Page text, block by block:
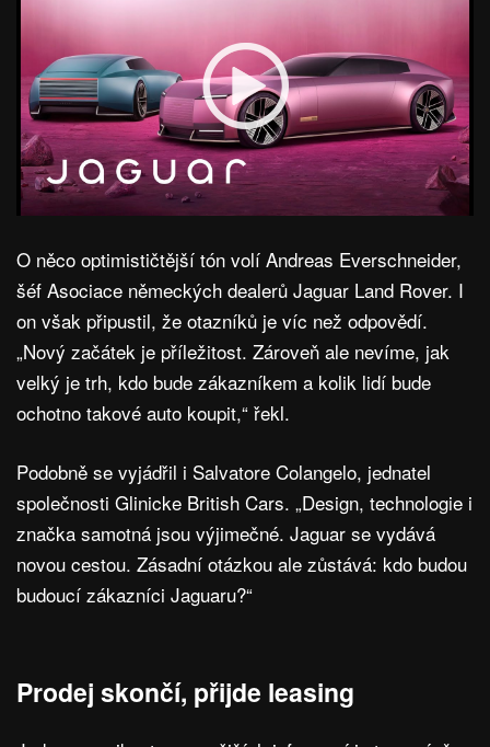
O něco optimističtější tón volí Andreas Everschneider,
šéf Asociace německých dealerů Jaguar Land Rover. I
on však připustil, že otazníků je víc než odpovědí.
„Nový začátek je příležitost. Zároveň ale nevíme, jak
velký je trh, kdo bude zákazníkem a kolik lidí bude
ochotno takové auto koupit,“ řekl.
Podobně se vyjádřil i Salvatore Colangelo, jednatel
společnosti Glinicke British Cars. „Design, technologie i
značka samotná jsou výjimečné. Jaguar se vydává
novou cestou. Zásadní otázkou ale zůstává: kdo budou
budoucí zákazníci Jaguaru?“
Prodej skončí, přijde leasing